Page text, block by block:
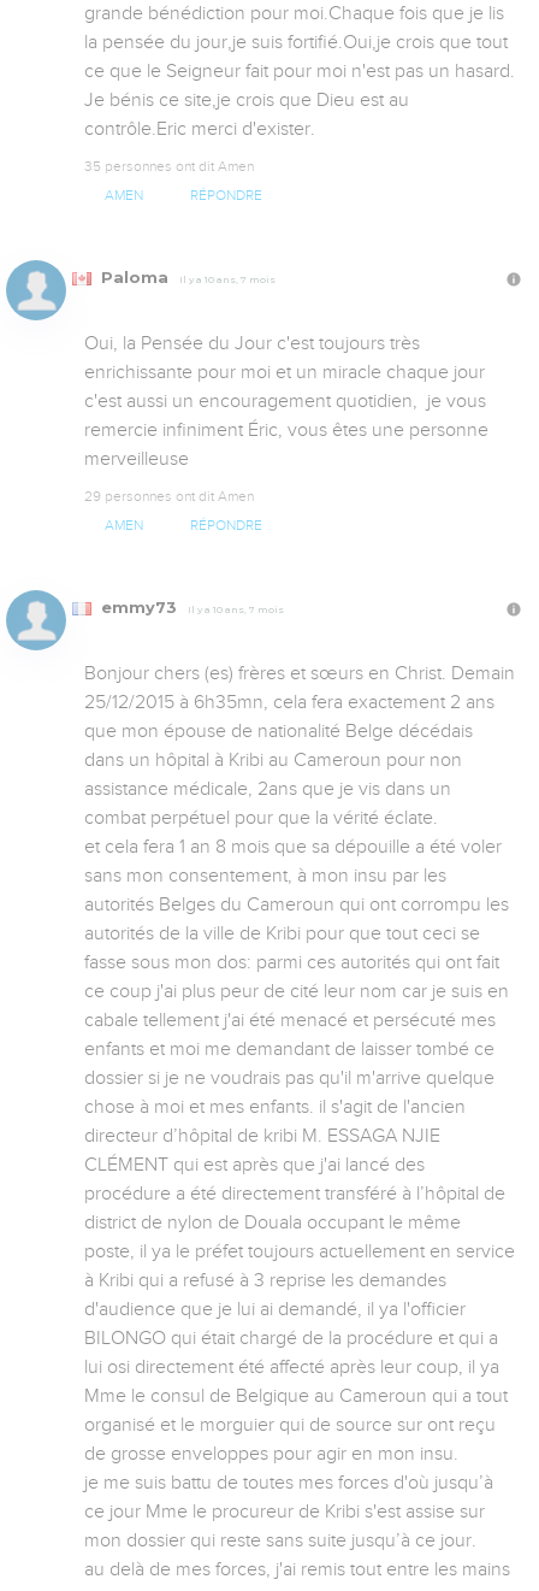
grande bénédiction pour moi.Chaque fois que je lis
la pensée du jour,je suis fortifié.Oui,je crois que tout
ce que le Seigneur fait pour moi n'est pas un hasard.
Je bénis ce site,je crois que Dieu est au
contrôle.Eric merci d'exister.
35 personnes ont dit Amen
AMEN RÉPONDRE
Paloma Il y a 10 ans, 7 mois
Oui, la Pensée du Jour c'est toujours très
enrichissante pour moi et un miracle chaque jour
c'est aussi un encouragement quotidien,  je vous
remercie infiniment Éric, vous êtes une personne
merveilleuse
29 personnes ont dit Amen
AMEN RÉPONDRE
emmy73 Il y a 10 ans, 7 mois
Bonjour chers (es) frères et sœurs en Christ. Demain
25/12/2015 à 6h35mn, cela fera exactement 2 ans
que mon épouse de nationalité Belge décédais
dans un hôpital à Kribi au Cameroun pour non
assistance médicale, 2ans que je vis dans un
combat perpétuel pour que la vérité éclate.
et cela fera 1 an 8 mois que sa dépouille a été voler
sans mon consentement, à mon insu par les
autorités Belges du Cameroun qui ont corrompu les
autorités de la ville de Kribi pour que tout ceci se
fasse sous mon dos: parmi ces autorités qui ont fait
ce coup j'ai plus peur de cité leur nom car je suis en
cabale tellement j'ai été menacé et persécuté mes
enfants et moi me demandant de laisser tombé ce
dossier si je ne voudrais pas qu'il m'arrive quelque
chose à moi et mes enfants. il s'agit de l'ancien
directeur d’hôpital de kribi M. ESSAGA NJIE
CLÉMENT qui est après que j'ai lancé des
procédure a été directement transféré à l’hôpital de
district de nylon de Douala occupant le même
poste, il ya le préfet toujours actuellement en service
à Kribi qui a refusé à 3 reprise les demandes
d'audience que je lui ai demandé, il ya l'officier
BILONGO qui était chargé de la procédure et qui a
lui osi directement été affecté après leur coup, il ya
Mme le consul de Belgique au Cameroun qui a tout
organisé et le morguier qui de source sur ont reçu
de grosse enveloppes pour agir en mon insu.
je me suis battu de toutes mes forces d'où jusqu’à
ce jour Mme le procureur de Kribi s'est assise sur
mon dossier qui reste sans suite jusqu’à ce jour.
au delà de mes forces, j'ai remis tout entre les mains